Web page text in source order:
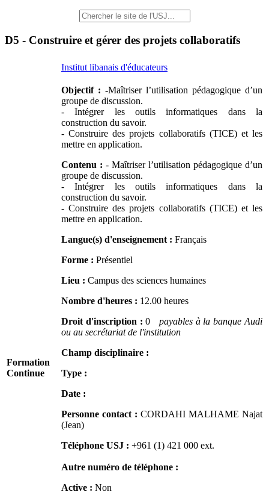
D5 - Construire et gérer des projets collaboratifs
Institut libanais d'éducateurs
Formation
Continue
Objectif : -Maîtriser l’utilisation pédagogique d’un
groupe de discussion.
- Intégrer les outils informatiques dans la
construction du savoir.
- Construire des projets collaboratifs (TICE) et les
mettre en application.
Contenu : - Maîtriser l’utilisation pédagogique d’un
groupe de discussion.
- Intégrer les outils informatiques dans la
construction du savoir.
- Construire des projets collaboratifs (TICE) et les
mettre en application.
Langue(s) d'enseignement : Français
Forme : Présentiel
Lieu : Campus des sciences humaines
Nombre d'heures : 12.00 heures
Droit d'inscription :0 payables à la banque Audi
ou au secrétariat de l'institution
Champ disciplinaire :
Type :
Date :
Personne contact : CORDAHI MALHAME Najat
(Jean)
Téléphone USJ : +961 (1) 421 000 ext.
Autre numéro de téléphone :
Active : Non